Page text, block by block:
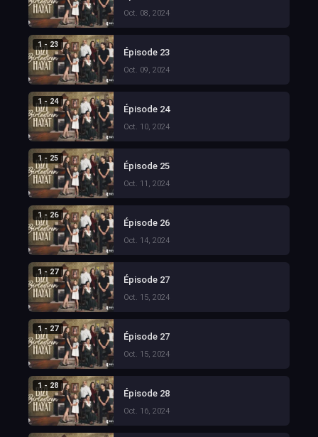
Oct. 08, 2024
1 - 23
Épisode 23
Oct. 09, 2024
1 - 24
Épisode 24
Oct. 10, 2024
1 - 25
Épisode 25
Oct. 11, 2024
1 - 26
Épisode 26
Oct. 14, 2024
1 - 27
Épisode 27
Oct. 15, 2024
1 - 27
Épisode 27
Oct. 15, 2024
1 - 28
Épisode 28
Oct. 16, 2024